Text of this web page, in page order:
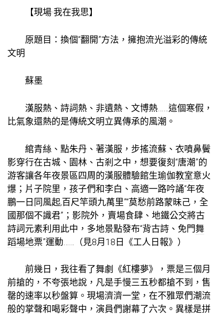
【現場·我在我思】
原題目：換個“翻開”方法，擁抱流光溢彩的傳統
文明
蘇墨
漢服熱、詩詞熱、非遺熱、文博熱……這個寒假，
比氣象還熱的是傳統文明立異傳承的風潮。
綰青絲、點朱丹、著漢服，步搖流蘇、衣噴鼻鬢
影穿行在古城、園林、古剎之中，想要復刻“唐潮”的
游客讓各年夜景區四周的漢服體驗館生瑜伽教室意火
爆；片子院里，孩子們和李白、高適一路吟誦“年夜
鵬一日同風起,百尺竿頭九萬里”“莫愁前路蒙昧己，全
國那個不識君”；影院外，賣場食肆、地鐵公交將古
詩詞元素利用此中，多地景點發布“背古詩、免門舞
蹈場地票”運動……（見8月18日《工人日報》）
前幾日，我往看了舞劇《紅樓夢》，票是三個月
前搶的，不夸張地說，凡是手慢三五秒都搶不到，售
罄的速率以秒盤算。現場濟濟一堂，在不雅眾們潮流
般的掌聲和喝彩聲中，演員們謝幕了六次。異樣是拼